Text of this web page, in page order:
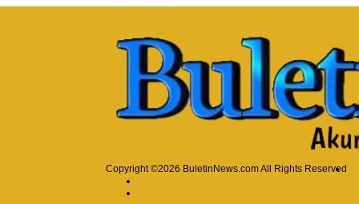
Copyright ©2026 BuletinNews.com All Rights Reserved